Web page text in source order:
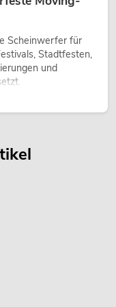
Scheinwerfer für
Stadtfesten,
und